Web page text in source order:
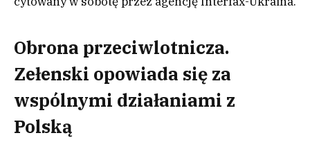
Obrona przeciwlotnicza.
Zełenski opowiada się za
wspólnymi działaniami z
Polską